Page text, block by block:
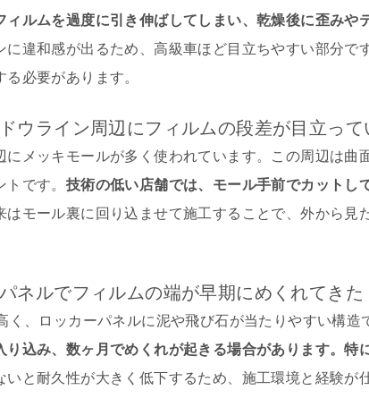
ィルムを過度に引き伸ばしてしまい、乾燥後に歪みや
に違和感が出るため、高級車ほど目立ちやすい部分で
必要があります。
ウライン周辺にフィルムの段差が目立って
メッキモールが多く使われています。この周辺は曲
です。 技術の低い店舗では、モール手前でカットし
はモール裏に回り込ませて施工することで、外から見
ネルでフィルムの端が早期にめくれてきた
く、ロッカーパネルに泥や飛び石が当たりやすい構造
り込み、数ヶ月でめくれが起きる場合があります。特
いと耐久性が大きく低下するため、施工環境と経験が